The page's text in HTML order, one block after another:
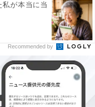
私が本当に当
Recommended by